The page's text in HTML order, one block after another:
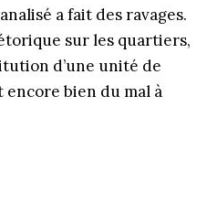
a fait des ravages.
sur les quartiers,
d’une unité de
encore bien du mal à